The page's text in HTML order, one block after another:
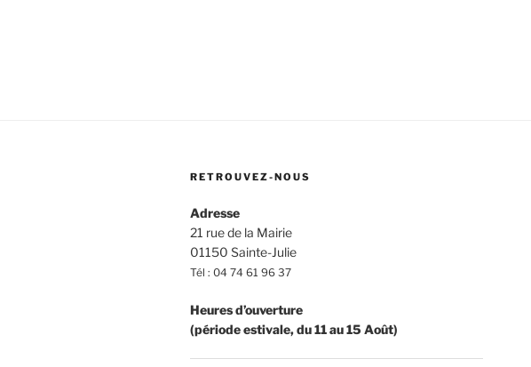
RETROUVEZ-NOUS
Adresse
21 rue de la Mairie
01150 Sainte-Julie
Tél : 04 74 61 96 37
Heures d’ouverture
(période estivale, du 11 au 15 Août)